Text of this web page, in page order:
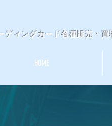
ディングカード各種販売・
HOME